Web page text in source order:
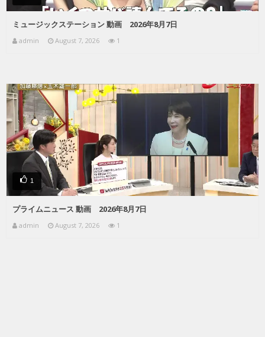
ミュージックステーション 動画 2026年8月7日
admin August 7, 2026 1
1
プライムニュース 動画 2026年8月7日
admin August 7, 2026 1